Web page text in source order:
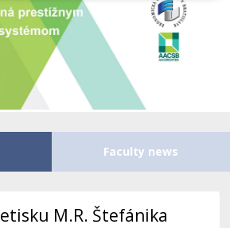
Faculty news
M.R. Štefánika